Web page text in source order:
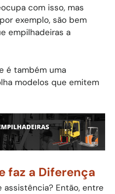
com isso, mas
exemplo, são bem
empilhadeiras a
é também uma
modelos que emitem
faz a Diferença
assistência? Então, entre